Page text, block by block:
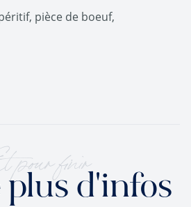
pièce de boeuf,
pour finir
plus d'infos